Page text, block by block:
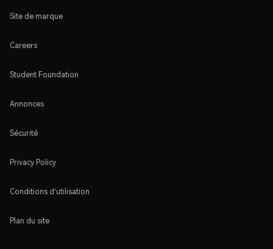
Site de marque
Careers
Student Foundation
Annonces
Sécurité
Privacy Policy
Conditions d'utilisation
Plan du site